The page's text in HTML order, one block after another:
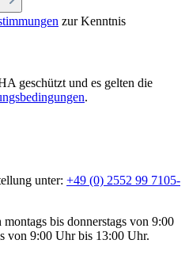
zur Kenntnis
geschützt und es gelten die
.
unter: +49 (0) 2552 99 7105-
bis donnerstags von 9:00
von 9:00 Uhr bis 13:00 Uhr.